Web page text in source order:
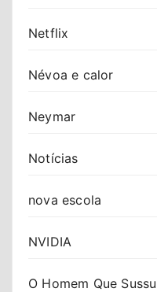
Netflix
Névoa e calor
Neymar
Notícias
nova escola
NVIDIA
O Homem Que